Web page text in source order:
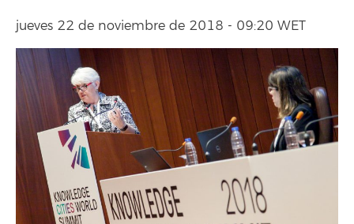
jueves 22 de noviembre de 2018 - 09:20 WET